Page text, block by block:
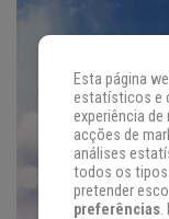
Esta página
estatísticos e
experiência
acções de
análises
todos os tipos
pretender
preferências.